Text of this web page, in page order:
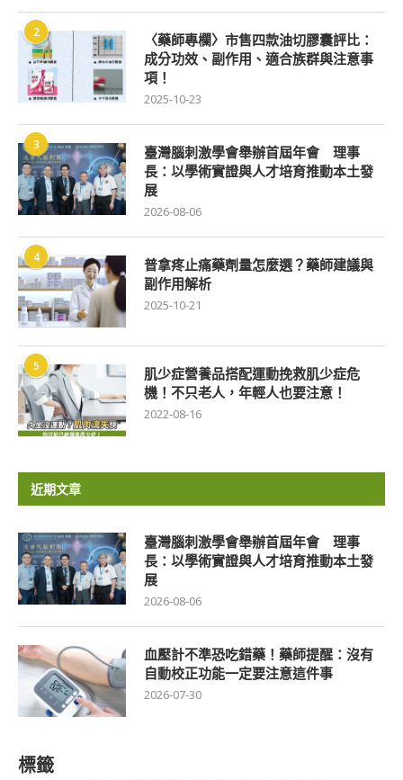
2
〈藥師專欄〉市售四款油切膠囊評比：
成分功效、副作用、適合族群與注意事
項！
2025-10-23
3
臺灣腦刺激學會舉辦首屆年會 理事
長：以學術實證與人才培育推動本土發
展
2026-08-06
4
普拿疼止痛藥劑量怎麼選？藥師建議與
副作用解析
2025-10-21
5
肌少症營養品搭配運動挽救肌少症危
機！不只老人，年輕人也要注意！
2022-08-16
近期文章
臺灣腦刺激學會舉辦首屆年會 理事
長：以學術實證與人才培育推動本土發
展
2026-08-06
血壓計不準恐吃錯藥！藥師提醒：沒有
自動校正功能一定要注意這件事
2026-07-30
標籤